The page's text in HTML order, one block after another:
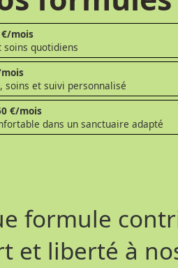
€/mois
quotidiens
soins et suivi personnalisé
€/mois
dans un sanctuaire adapté
formule
et liberté à